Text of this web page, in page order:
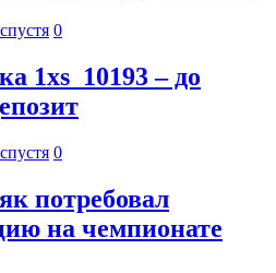
0
1xs_10193 – до
0
потребовал
на чемпионате